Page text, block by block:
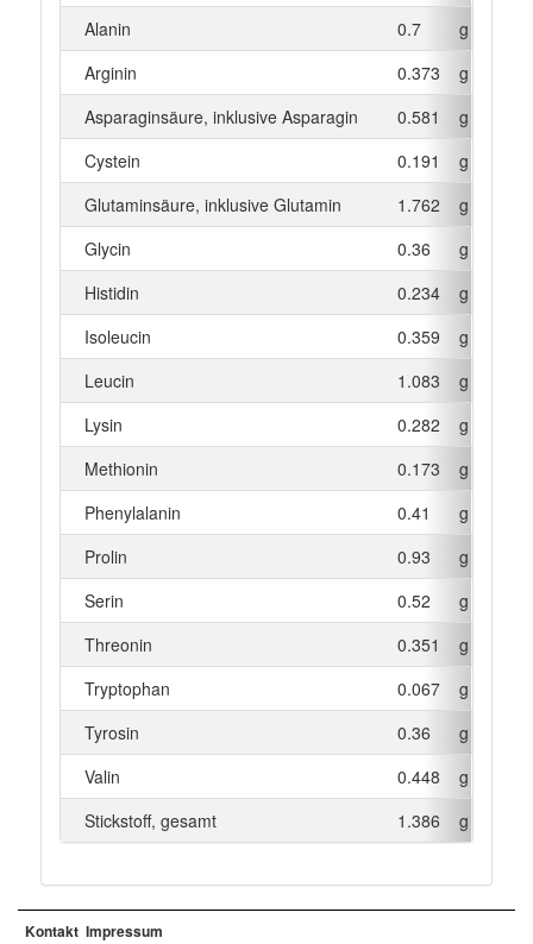
Alanin
0.7
g
Arginin
0.373
g
Asparaginsäure, inklusive Asparagin
0.581
g
Cystein
0.191
g
Glutaminsäure, inklusive Glutamin
1.762
g
Glycin
0.36
g
Histidin
0.234
g
Isoleucin
0.359
g
Leucin
1.083
g
Lysin
0.282
g
Methionin
0.173
g
Phenylalanin
0.41
g
Prolin
0.93
g
Serin
0.52
g
Threonin
0.351
g
Tryptophan
0.067
g
Tyrosin
0.36
g
Valin
0.448
g
Stickstoff, gesamt
1.386 g
Kontakt Impressum